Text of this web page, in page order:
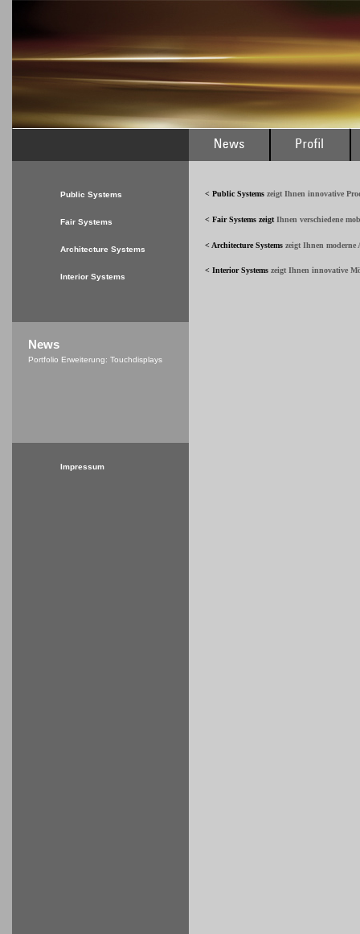
< Public Systems zeigt Ihnen innovative
< Fair Systems zeigt Ihnen verschiedene
< Architecture Systems zeigt Ihnen
< Interior Systems zeigt Ihnen innovative
Public Systems
Fair Systems
Architecture Systems
Interior Systems
News
Portfolio Erweiterung: Touchdisplays
Impressum